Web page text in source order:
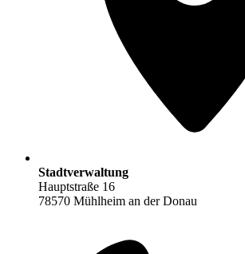
Stadtverwaltung
Hauptstraße 16
78570 Mühlheim an der Donau